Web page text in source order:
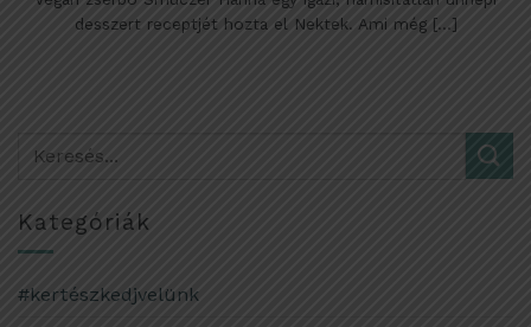
desszert receptjét hozta el Nektek. Ami még [...]
Kategóriák
#kertészkedjvelünk